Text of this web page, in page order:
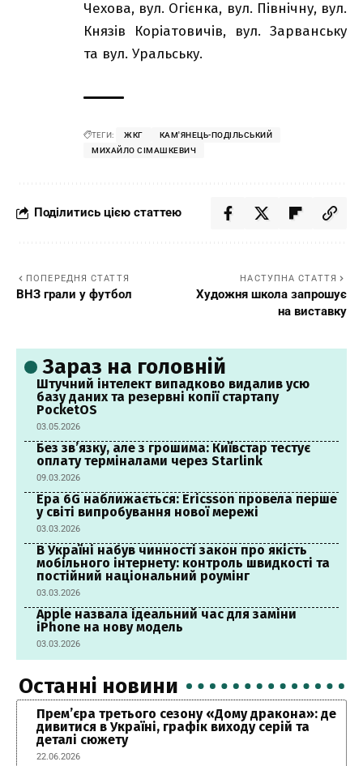
Чехова, вул. Огієнка, вул. Північну, вул.
Князів Коріатовичів, вул. Зарванську
та вул. Уральську.
ТЕГИ: ЖКГ
КАМ'ЯНЕЦЬ-ПОДІЛЬСЬКИЙ
МИХАЙЛО СІМАШКЕВИЧ
Поділитись цією статтею
ПОПЕРЕДНЯ СТАТТЯ
ВНЗ грали у футбол
НАСТУПНА СТАТТЯ
Художня школа запрошує
на виставку
Зараз на головній
Штучний інтелект випадково видалив усю
базу даних та резервні копії стартапу
PocketOS
03.05.2026
Без зв’язку, але з грошима: Київстар тестує
оплату терміналами через Starlink
09.03.2026
Ера 6G наближається: Ericsson провела перше
у світі випробування нової мережі
03.03.2026
В Україні набув чинності закон про якість
мобільного інтернету: контроль швидкості та
постійний національний роумінг
03.03.2026
Apple назвала ідеальний час для заміни
iPhone на нову модель
03.03.2026
Останні новини
Прем’єра третього сезону «Дому дракона»: де
дивитися в Україні, графік виходу серій та
деталі сюжету
22.06.2026